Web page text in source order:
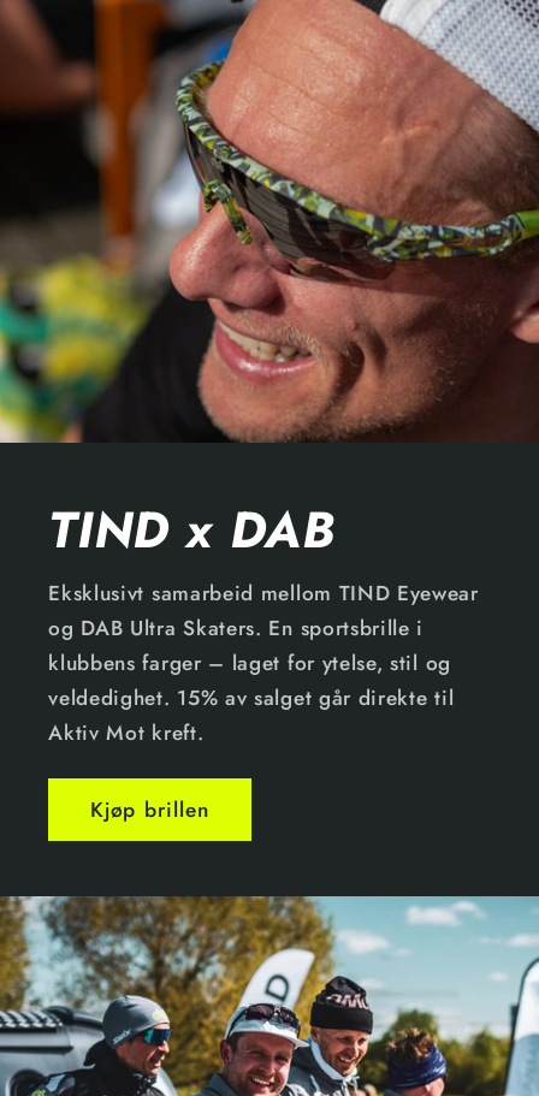
TIND x DAB
Eksklusivt samarbeid mellom TIND Eyewear
og DAB Ultra Skaters. En sportsbrille i
klubbens farger – laget for ytelse, stil og
veldedighet. 15% av salget går direkte til
Aktiv Mot kreft.
Kjøp brillen